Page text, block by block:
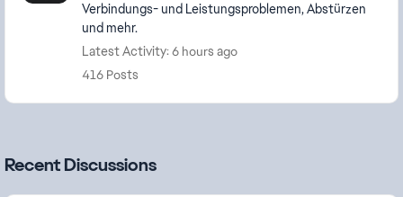
Verbindungs- und Leistungsproblemen, Abstürzen
und mehr.
Latest Activity: 6 hours ago
416 Posts
Recent Discussions